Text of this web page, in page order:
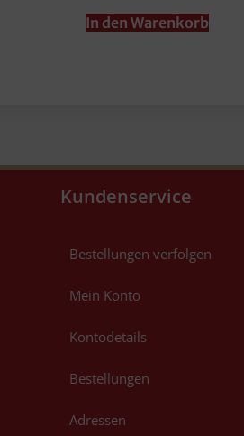
In den Warenkorb
Kundenservice
Bestellungen verfolgen
Mein Konto
Kontodetails
Bestellungen
Adressen